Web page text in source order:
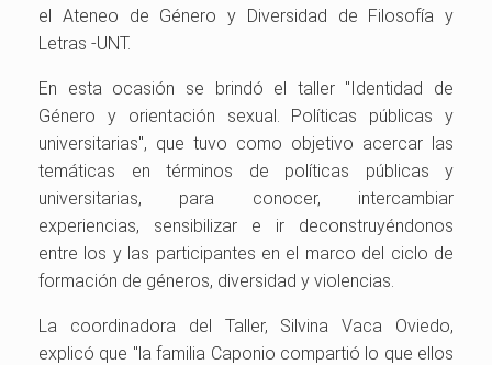
el Ateneo de Género y Diversidad de Filosofía y
Letras -UNT.
En esta ocasión se brindó el taller "Identidad de
Género y orientación sexual. Políticas públicas y
universitarias", que tuvo como objetivo acercar las
temáticas en términos de políticas públicas y
universitarias, para conocer, intercambiar
experiencias, sensibilizar e ir deconstruyéndonos
entre los y las participantes en el marco del ciclo de
formación de géneros, diversidad y violencias.
La coordinadora del Taller, Silvina Vaca Oviedo,
explicó que "la familia Caponio compartió lo que ellos